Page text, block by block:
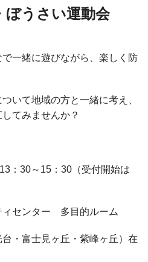
ぼうさい運動会
一緒に遊びながら、楽しく防
いて地域の方と一緒に考え、
てみませんか？
13 ： 30～ 15 ： 30 （受付開始は
ィセンター 多目的ルーム
・富士見ヶ丘・紫峰ヶ丘）在